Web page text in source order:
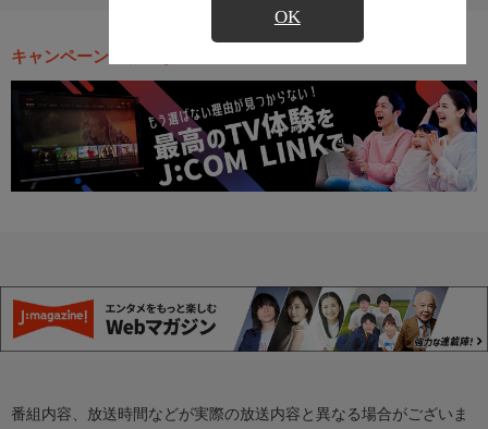
OK
キャンペーン・お得な情報
番組内容、放送時間などが実際の放送内容と異なる場合がございま